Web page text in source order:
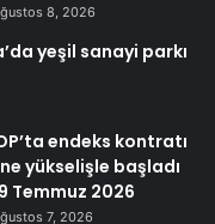
8, 2026
yeşil sanayi parkı
endeks kontratı
yükselişle başladı
Temmuz 2026
7, 2026